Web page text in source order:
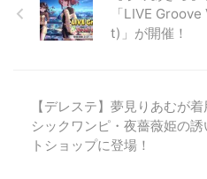
「LIVE
t)」が開催！
【デレステ】夢見りあむが
シックワンピ・夜薔薇姫の誘
トショップに登場！